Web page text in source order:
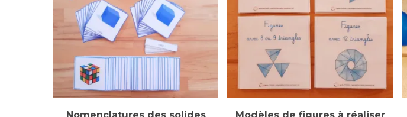
Ajouter Au Panier Ajouter Au Panier